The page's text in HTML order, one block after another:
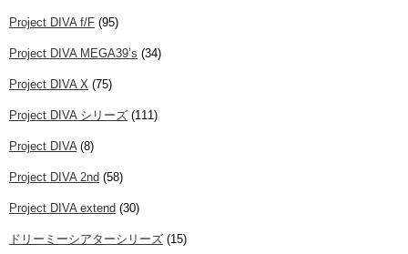
Project DIVA f/F (95)
Project DIVA MEGA39’s (34)
Project DIVA X (75)
Project DIVA シリーズ (111)
Project DIVA(8)
Project DIVA 2nd (58)
Project DIVA extend (30)
ドリーミーシアターシリーズ (15)